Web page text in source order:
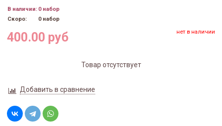
В наличии: 0 набор
Скоро:
0 набор
400.00 руб нет в наличии
Товар отсутствует
Добавить в сравнение